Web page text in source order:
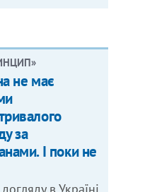
не має
за
І поки не